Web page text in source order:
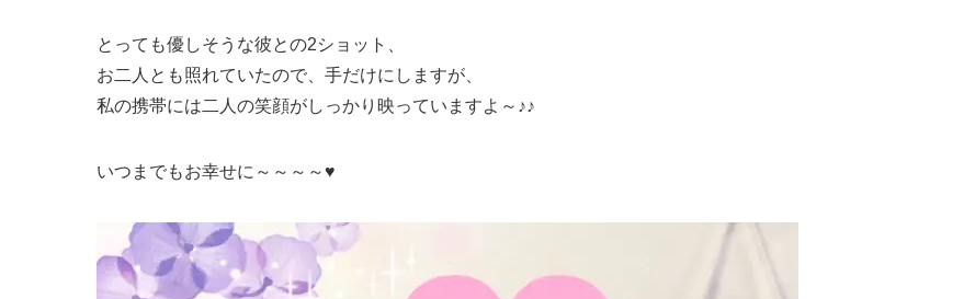
とっても優しそうな彼との2ショット、
お二人とも照れていたので、手だけにしますが、
私の携帯には二人の笑顔がしっかり映っていますよ～♪♪
いつまでもお幸せに～～～～♥